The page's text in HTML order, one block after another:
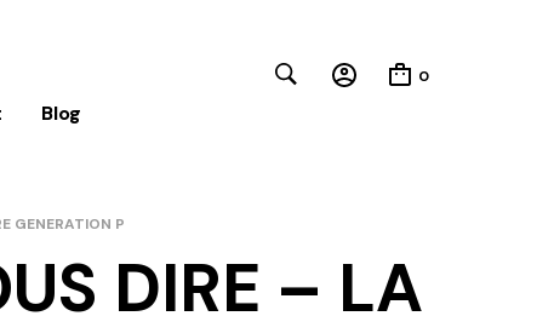
Blog
0
GENERATION P
DIRE – LA
Close